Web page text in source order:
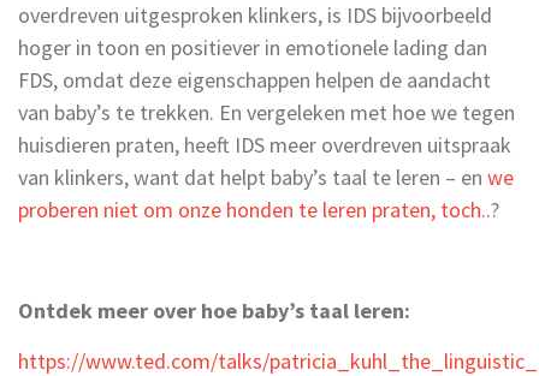
overdreven uitgesproken klinkers, is IDS bijvoorbeeld
hoger in toon en positiever in emotionele lading dan
FDS, omdat deze eigenschappen helpen de aandacht
van baby’s te trekken. En vergeleken met hoe we tegen
huisdieren praten, heeft IDS meer overdreven uitspraak
van klinkers, want dat helpt baby’s taal te leren – en we
proberen niet om onze honden te leren praten, toch..?
Ontdek meer over hoe baby’s taal leren:
https://www.ted.com/talks/